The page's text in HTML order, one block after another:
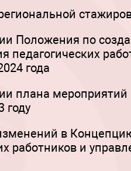
Положения по
педагогических
года
плана
году
в
работников и